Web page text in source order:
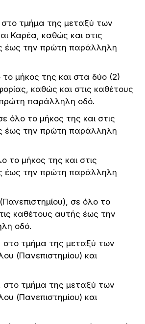
τμήμα της μεταξύ των
Καρέα, καθώς και στις
έως την πρώτη παράλληλη
μήκος της και στα δύο (2)
καθώς και στις καθέτους
παράλληλη οδό.
όλο το μήκος της και στις
έως την πρώτη παράλληλη
το μήκος της και στις
έως την πρώτη παράλληλη
σε όλο το
καθέτους αυτής έως την
οδό.
στο τμήμα της μεταξύ των
(Πανεπιστημίου) και
στο τμήμα της μεταξύ των
(Πανεπιστημίου) και